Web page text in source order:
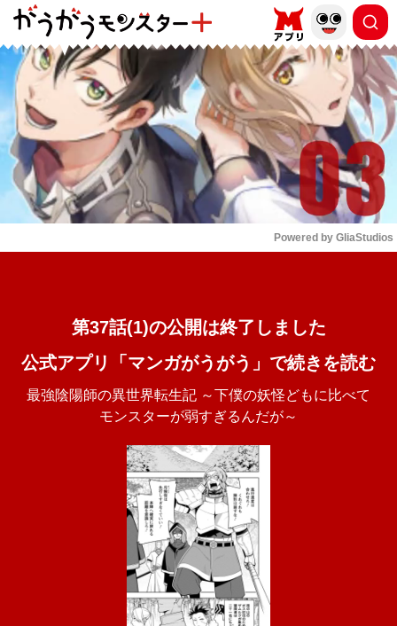
もっと読む
Powered by GliaStudios
第37話(1)の公開は終了しました
公式アプリ「マンガがうがう」で続きを読む
最強陰陽師の異世界転生記 ～下僕の妖怪どもに比べて
モンスターが弱すぎるんだが～